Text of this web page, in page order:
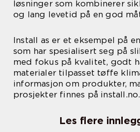
løsninger som kombinerer
og lang levetid på en god
Install as er et eksempel på
som har spesialisert seg på
med fokus på kvalitet, godt
materialer tilpasset tøffe
informasjon om produkter,
prosjekter finnes på install.no.
Les flere